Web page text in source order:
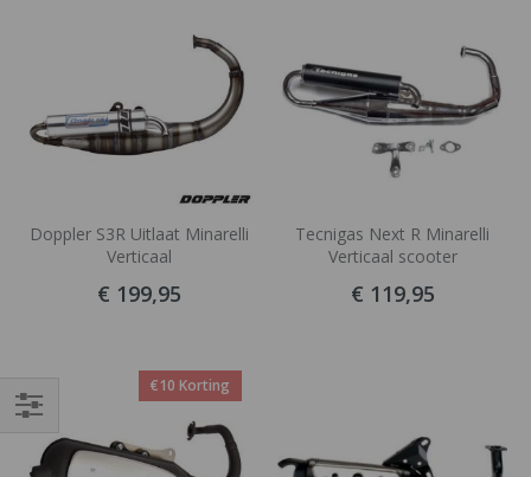
Doppler S3R Uitlaat Minarelli
Verticaal
€ 199,95
Tecnigas Next R Minarelli
Verticaal scooter
€ 119,95
€10 Korting
Filteren